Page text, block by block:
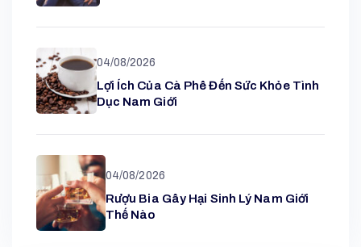
04/08/2026
Lợi Ích Của Cà Phê Đến Sức Khỏe Tình
Dục Nam Giới
04/08/2026
Rượu Bia Gây Hại Sinh Lý Nam Giới
Thế Nào